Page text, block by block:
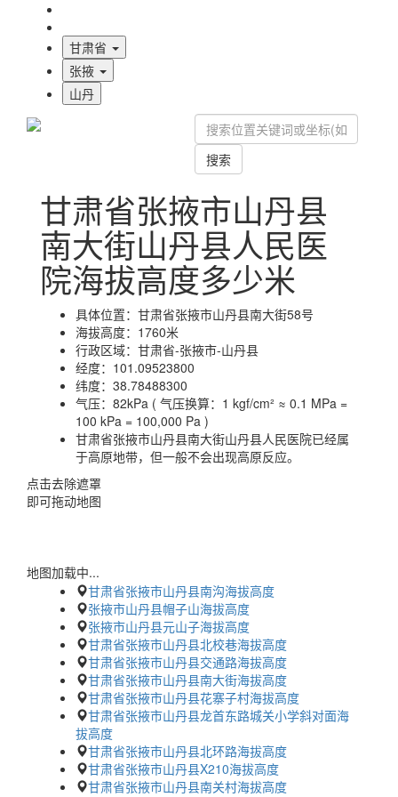
甘肃省
张掖
山丹
搜索
甘肃省张掖市山丹县
南大街山丹县人民医
院海拔高度多少米
具体位置： 甘肃省张掖市山丹县南大街58号
海拔高度： 1760米
行政区域： 甘肃省-张掖市-山丹县
经度： 101.09523800
纬度： 38.78488300
气压： 82kPa ( 气压换算：1 kgf/cm² ≈ 0.1 MPa =
100 kPa = 100,000 Pa )
甘肃省张掖市山丹县南大街山丹县人民医院已经属
于高原地带，但一般不会出现高原反应。
点击去除遮罩
即可拖动地图
地图加载中...
甘肃省张掖市山丹县南沟海拔高度
张掖市山丹县帽子山海拔高度
张掖市山丹县元山子海拔高度
甘肃省张掖市山丹县北校巷海拔高度
甘肃省张掖市山丹县交通路海拔高度
甘肃省张掖市山丹县南大街海拔高度
甘肃省张掖市山丹县花寨子村海拔高度
甘肃省张掖市山丹县龙首东路城关小学斜对面海
拔高度
甘肃省张掖市山丹县北环路海拔高度
甘肃省张掖市山丹县X210海拔高度
甘肃省张掖市山丹县南关村海拔高度